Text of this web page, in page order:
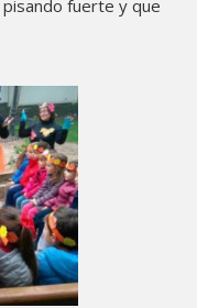
fuerte y que